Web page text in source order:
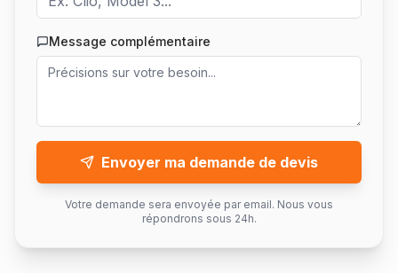
Message complémentaire
Envoyer ma demande de devis
Votre demande sera envoyée par email. Nous vous
répondrons sous 24h.